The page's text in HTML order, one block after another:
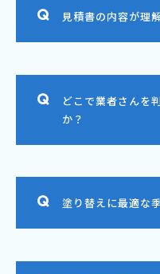
見積書の内容が理
どこで業者さんを
か？
塗り替えに最適な